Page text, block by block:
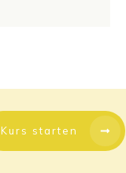
Kurs starten